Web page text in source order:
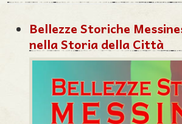
Bellezze Storiche
nella Storia della Città